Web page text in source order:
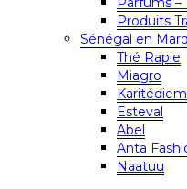
Produits
Sénégal en
Thé Rapie
Miagro
Esteval
Abel
Anta
Naatuu